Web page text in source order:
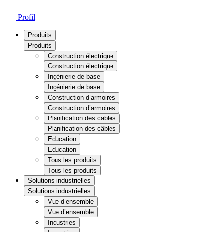
Profil
Produits
Produits
Construction électrique
Construction électrique
Ingénierie de base
Ingénierie de base
Construction d’armoires
Construction d’armoires
Planification des câbles
Planification des câbles
Education
Education
Tous les produits
Tous les produits
Solutions industrielles
Solutions industrielles
Vue d’ensemble
Vue d’ensemble
Industries